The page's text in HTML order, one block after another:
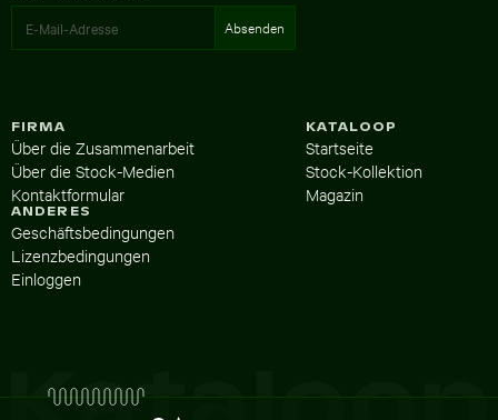
KATALOOP
Startseite
Stock-Kollektion
Magazin
FIRMA
Über die Zusammenarbeit
Über die Stock-Medien
Kontaktformular
ANDERES
Geschäftsbedingungen
Lizenzbedingungen
Einloggen